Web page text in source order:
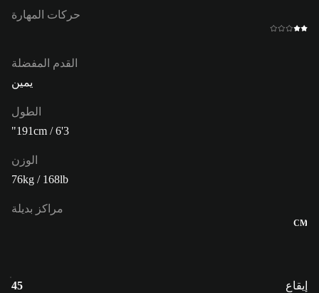
حركات المهارة
القدم المفضلة
يمين
الطول
191cm / 6'3"
الوزن
76kg / 168lb
مراكز بديلة
CM
إيقاع
45